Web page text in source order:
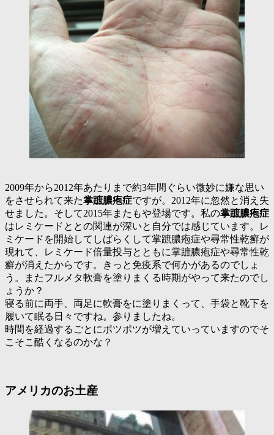
2009年から2012年あたりまで約3年間ぐらい微妙に嫌な思い
をさせられて来た掌蹠膿疱症ですが。2012年に忽然と消え失
せました。そして2015年またもや登場です。私の掌蹠膿疱症
はレミケードととの関連が深いと自分では感じています。レ
ミケードを開始してしばらくして掌蹠膿疱症や尋常性乾癬が
現れて、レミケード倍量投与とともに掌蹠膿疱症や尋常性乾
癬が消えたからです。きっと免疫系で何かがあるのでしょ
う。またフルメタ軟膏を塗りまくる時期がやって来たのでし
ょうか？
寝る前に両手、両足に軟膏をに塗りまくって、手袋と靴下を
履いて眠る日々ですね。参りましたね。
時間を経過するごとにポツポツが増えていっていますのでそ
こそこ酷くなるのかな？
アメリカのお土産